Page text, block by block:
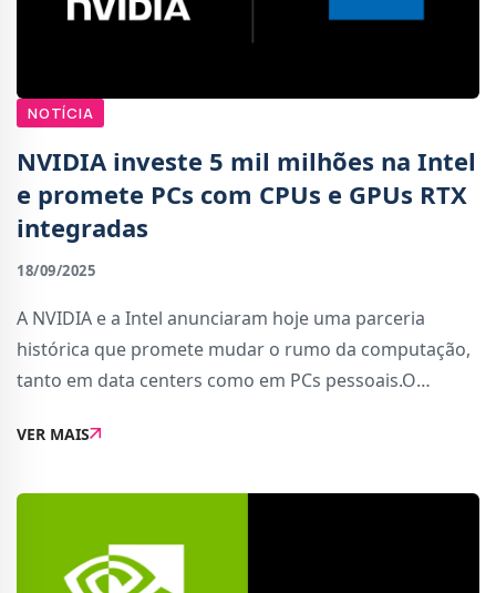
NOTÍCIA
NVIDIA investe 5 mil milhões na Intel
e promete PCs com CPUs e GPUs RTX
integradas
18/09/2025
A NVIDIA e a Intel anunciaram hoje uma parceria
histórica que promete mudar o rumo da computação,
tanto em data centers como em PCs pessoais.O
gerações de produtos personalizados, combinando a
VER MAIS